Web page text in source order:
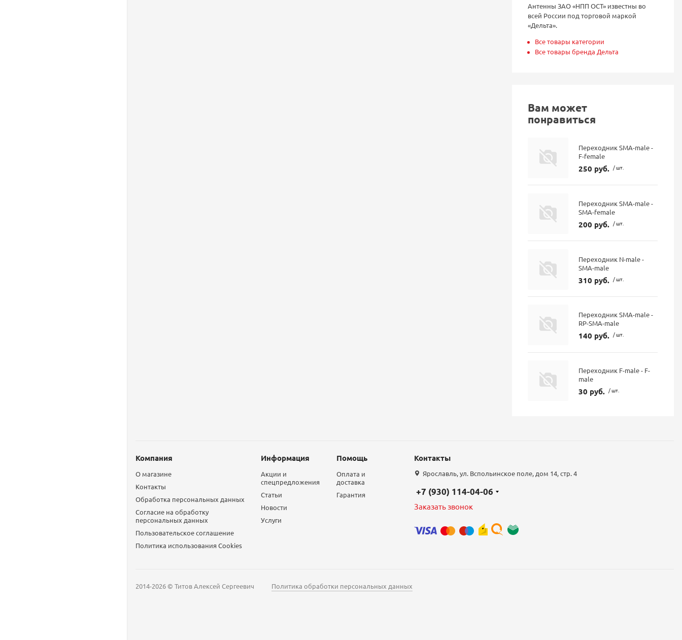
Антенны ЗАО «НПП ОСТ» известны во
всей России под торговой маркой
«Дельта».
Все товары категории
Все товары бренда Дельта
Вам может
понравиться
Переходник SMA-male -
F-female
250 руб. / шт.
Переходник SMA-male -
SMA-female
200 руб. / шт.
Переходник N-male -
SMA-male
310 руб. / шт.
Переходник SMA-male -
RP-SMA-male
140 руб. / шт.
Переходник F-male - F-
male
30 руб. / шт.
Компания
О магазине
Контакты
Обработка персональных данных
Согласие на обработку
персональных данных
Пользовательское соглашение
Политика использования Сookies
Информация
Акции и
спецпредложения
Статьи
Новости
Услуги
Помощь
Оплата и
доставка
Гарантия
Контакты
Ярославль, ул. Вспольинское поле, дом 14, стр. 4
+7 (930) 114-04-06
Заказать звонок
2014-2026 © Титов Алексей Сергеевич Политика обработки персональных данных